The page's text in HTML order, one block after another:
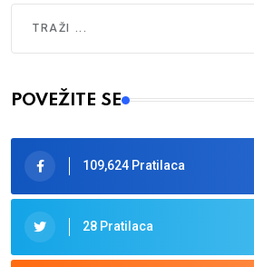
Type 2 or more characters for results.
POVEŽITE SE
109,624 Pratilaca
28 Pratilaca